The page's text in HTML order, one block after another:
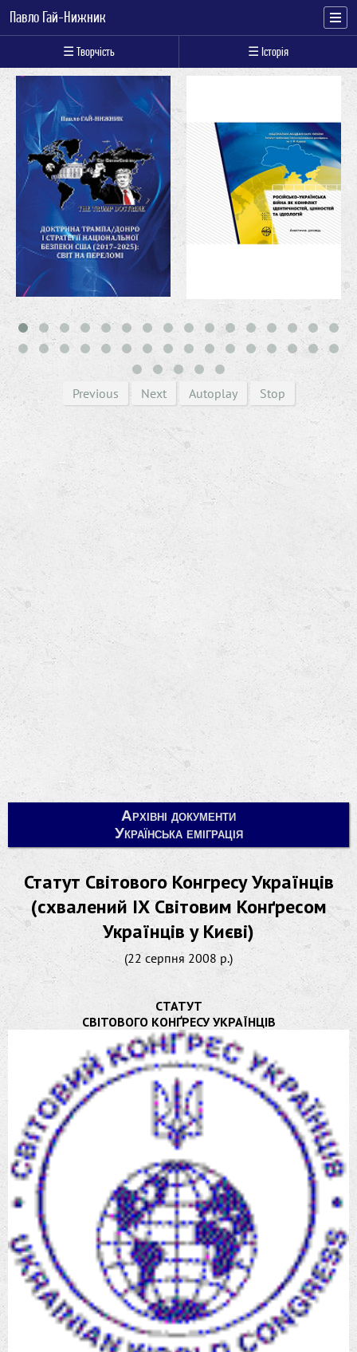
Павло Гай-Нижник
☰ Творчість ☰ Історія
Previous Next Autoplay Stop
Архівні документи
Українська еміграція
Статут Світового Конгресу Українців
(схвалений ІХ Світовим Конґресом
Українців у Києві)
(22 серпня 2008 р.)
СТАТУТ
СВІТОВОГО КОНҐРЕСУ УКРАЇНЦІВ